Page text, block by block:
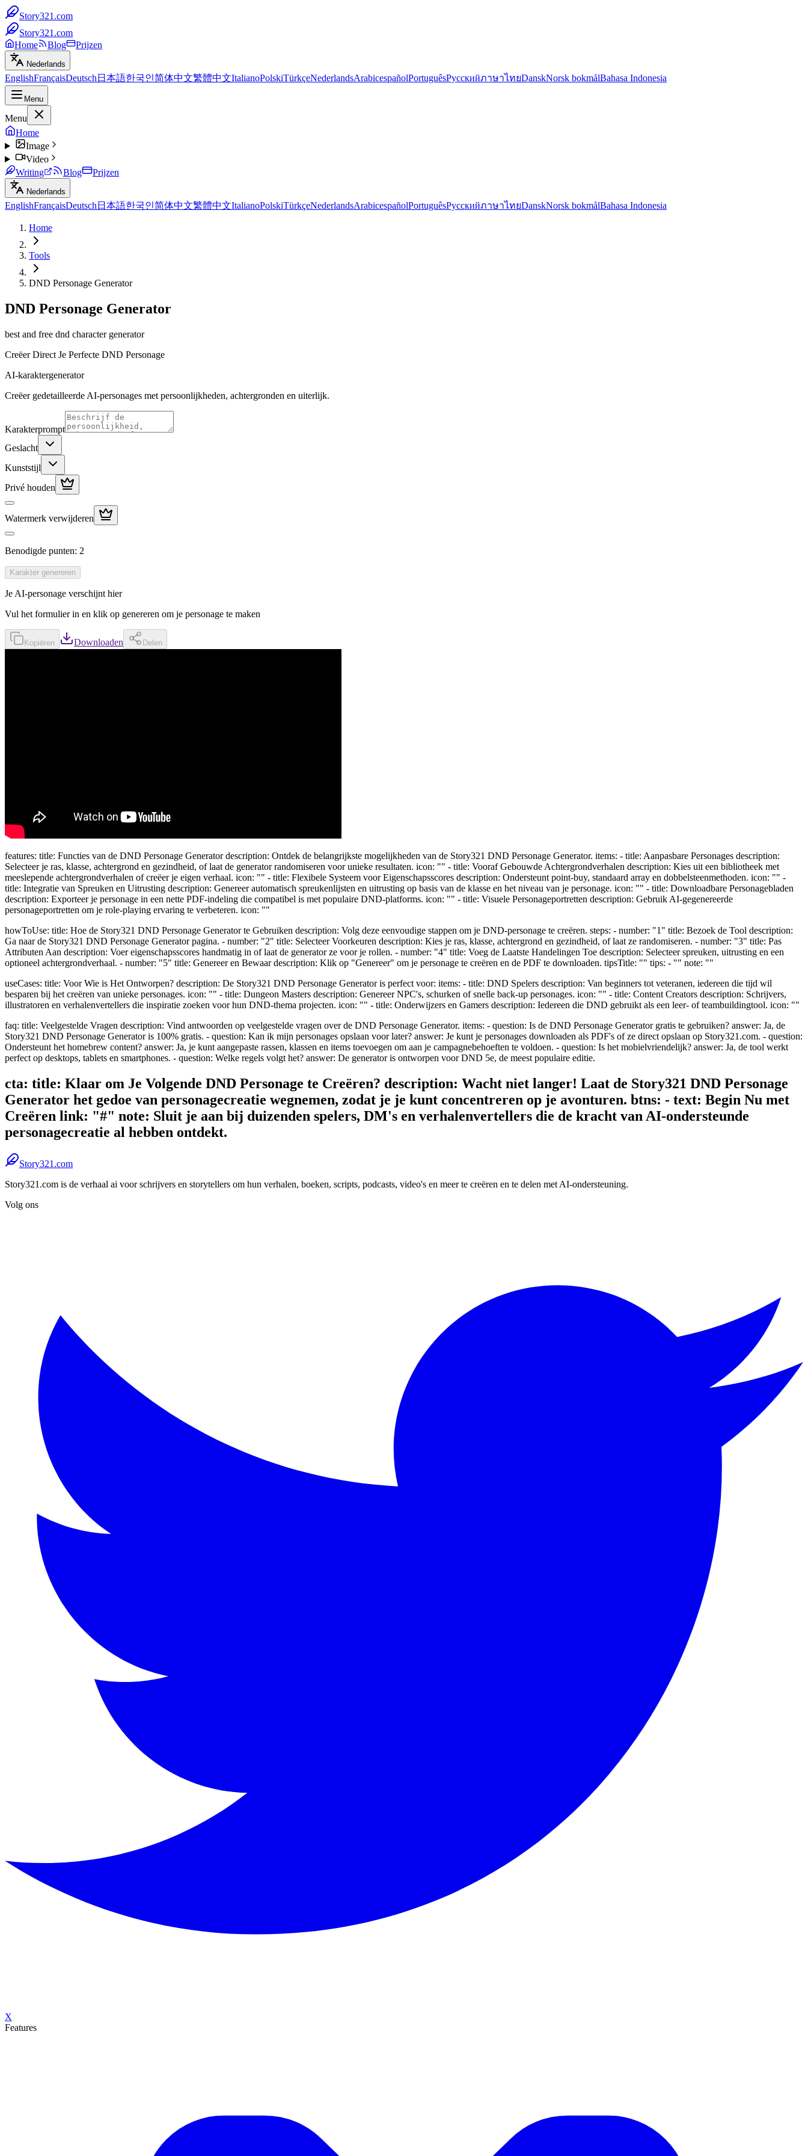
Story321.com
Story321.com
Home
Blog Prijzen
Nederlands
EnglishFrançaisDeutsch 日本語한국인简体中文繁體中文ItalianoPolskiTürkçeNederlandsArabicespañolPortuguêsРусскийภาษาไทยDanskNorsk bokmålBahasa Indonesia
Menu
Menu
Home
Image
Video
Writing
Blog Prijzen
Nederlands
EnglishFrançaisDeutsch 日本語한국인简体中文繁體中文ItalianoPolskiTürkçeNederlandsArabicespañolPortuguêsРусскийภาษาไทยDanskNorsk bokmålBahasa Indonesia
Home
Tools
DND Personage Generator
DND Personage Generator
best and free dnd character generator
Creëer Direct Je Perfecte DND Personage
AI-karaktergenerator
Creëer gedetailleerde AI-personages met persoonlijkheden, achtergronden en uiterlijk.
Karakterprompt
Geslacht
Kunststijl
Privé houden
Watermerk verwijderen
Benodigde punten: 2
Karakter genereren
Je AI-personage verschijnt hier
Vul het formulier in en klik op genereren om je personage te maken
Kopiëren Downloaden Delen
features: title: Functies van de DND Personage Generator description: Ontdek de belangrijkste mogelijkheden van de Story321 DND Personage Generator. items: - title: Aanpasbare Personages description:
Selecteer je ras, klasse, achtergrond en gezindheid, of laat de generator randomiseren voor unieke resultaten. icon: "" - title: Vooraf Gebouwde Achtergrondverhalen description: Kies uit een bibliotheek met
meeslepende achtergrondverhalen of creëer je eigen verhaal. icon: "" - title: Flexibele Systeem voor Eigenschapsscores description: Ondersteunt point-buy, standaard array en dobbelsteenmethoden. icon: "" -
title: Integratie van Spreuken en Uitrusting description: Genereer automatisch spreukenlijsten en uitrusting op basis van de klasse en het niveau van je personage. icon: "" - title: Downloadbare Personagebladen
description: Exporteer je personage in een nette PDF-indeling die compatibel is met populaire DND-platforms. icon: "" - title: Visuele Personageportretten description: Gebruik AI-gegenereerde
personageportretten om je role-playing ervaring te verbeteren. icon: ""
howToUse: title: Hoe de Story321 DND Personage Generator te Gebruiken description: Volg deze eenvoudige stappen om je DND-personage te creëren. steps: - number: "1" title: Bezoek de Tool description:
Ga naar de Story321 DND Personage Generator pagina. - number: "2" title: Selecteer Voorkeuren description: Kies je ras, klasse, achtergrond en gezindheid, of laat ze randomiseren. - number: "3" title: Pas
Attributen Aan description: Voer eigenschapsscores handmatig in of laat de generator ze voor je rollen. - number: "4" title: Voeg de Laatste Handelingen Toe description: Selecteer spreuken, uitrusting en een
optioneel achtergrondverhaal. - number: "5" title: Genereer en Bewaar description: Klik op "Genereer" om je personage te creëren en de PDF te downloaden. tipsTitle: "" tips: - "" note: ""
useCases: title: Voor Wie is Het Ontworpen? description: De Story321 DND Personage Generator is perfect voor: items: - title: DND Spelers description: Van beginners tot veteranen, iedereen die tijd wil
besparen bij het creëren van unieke personages. icon: "" - title: Dungeon Masters description: Genereer NPC's, schurken of snelle back-up personages. icon: "" - title: Content Creators description: Schrijvers,
illustratoren en verhalenvertellers die inspiratie zoeken voor hun DND-thema projecten. icon: "" - title: Onderwijzers en Gamers description: Iedereen die DND gebruikt als een leer- of teambuildingtool. icon: ""
faq: title: Veelgestelde Vragen description: Vind antwoorden op veelgestelde vragen over de DND Personage Generator. items: - question: Is de DND Personage Generator gratis te gebruiken? answer: Ja, de
Story321 DND Personage Generator is 100% gratis. - question: Kan ik mijn personages opslaan voor later? answer: Je kunt je personages downloaden als PDF's of ze direct opslaan op Story321.com. - question:
Ondersteunt het homebrew content? answer: Ja, je kunt aangepaste rassen, klassen en items toevoegen om aan je campagnebehoeften te voldoen. - question: Is het mobielvriendelijk? answer: Ja, de tool werkt
perfect op desktops, tablets en smartphones. - question: Welke regels volgt het? answer: De generator is ontworpen voor DND 5e, de meest populaire editie.
cta: title: Klaar om Je Volgende DND Personage te Creëren? description: Wacht niet langer! Laat de Story321 DND Personage
Generator het gedoe van personagecreatie wegnemen, zodat je je kunt concentreren op je avonturen. btns: - text: Begin Nu met
Creëren link: "#" note: Sluit je aan bij duizenden spelers, DM's en verhalenvertellers die de kracht van AI-ondersteunde
personagecreatie al hebben ontdekt.
Story321.com
Story321.com is de verhaal ai voor schrijvers en storytellers om hun verhalen, boeken, scripts, podcasts, video's en meer te creëren en te delen met AI-ondersteuning.
Volg ons
X
Features